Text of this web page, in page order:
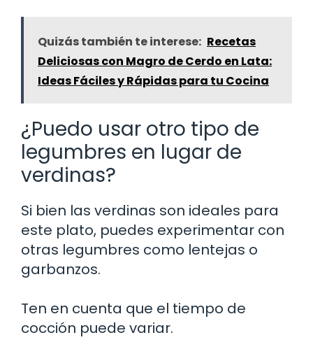
Quizás también te interese: Recetas
Deliciosas con Magro de Cerdo en Lata:
Ideas Fáciles y Rápidas para tu Cocina
¿Puedo usar otro tipo de
legumbres en lugar de
verdinas?
Si bien las verdinas son ideales para
este plato, puedes experimentar con
otras legumbres como lentejas o
garbanzos.
Ten en cuenta que el tiempo de
cocción puede variar.